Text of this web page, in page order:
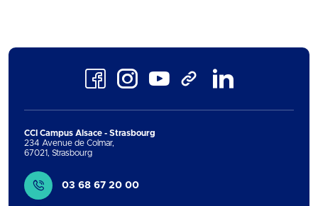
FacebookInstagramYoutube TikTok
CCI Campus Alsace - Strasbourg
234 Avenue de Colmar,
67021, Strasbourg
Contact
03 68 67 20 00